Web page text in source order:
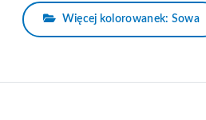
Więcej kolorowanek: Sowa